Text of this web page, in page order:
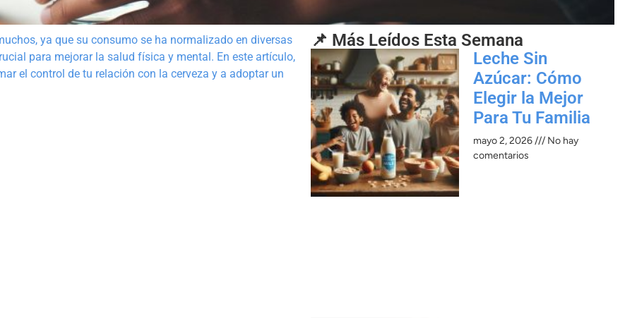
ya que su consumo se ha normalizado en diversas
para mejorar la salud física y mental. En este artículo,
el control de tu relación con la cerveza y a adoptar un
📌 Más Leídos Esta Semana
Leche Sin
Azúcar: Cómo
Elegir la Mejor
Para Tu Familia
mayo 2, 2026
No hay
comentarios